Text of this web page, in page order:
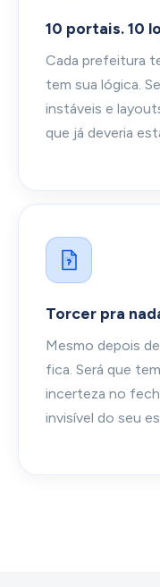
10 portais. 10
Cada prefeitura
tem sua lógica.
instáveis e
que já deveria
?
Torcer pra
Mesmo depois
fica. Será que
incerteza no
invisível do seu